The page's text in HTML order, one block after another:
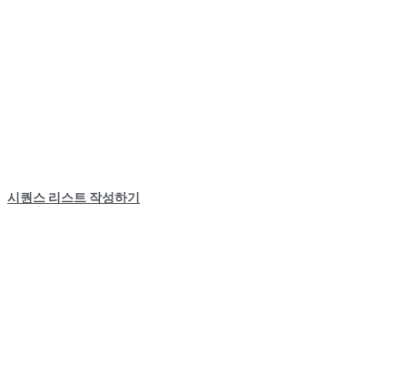
시퀀스 리스트 작성하기